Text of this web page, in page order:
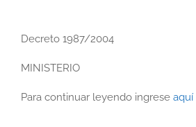
Decreto 1987/2004
MINISTERIO
Para continuar leyendo ingrese aquí